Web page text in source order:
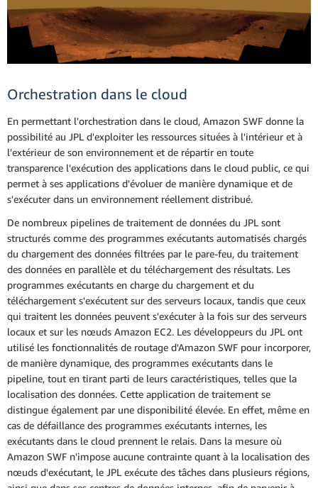
Orchestration dans le cloud
En permettant l'orchestration dans le cloud, Amazon SWF donne la
possibilité au JPL d'exploiter les ressources situées à l'intérieur et à
l'extérieur de son environnement et de répartir en toute
transparence l'exécution des applications dans le cloud public, ce qui
permet à ses applications d'évoluer de manière dynamique et de
s'exécuter dans un environnement réellement distribué.
De nombreux pipelines de traitement de données du JPL sont
structurés comme des programmes exécutants automatisés chargés
du chargement des données filtrées par le pare-feu, du traitement
des données en parallèle et du téléchargement des résultats. Les
programmes exécutants en charge du chargement et du
téléchargement s'exécutent sur des serveurs locaux, tandis que ceux
qui traitent les données peuvent s'exécuter à la fois sur des serveurs
locaux et sur les nœuds Amazon EC2. Les développeurs du JPL ont
utilisé les fonctionnalités de routage d'Amazon SWF pour incorporer,
de manière dynamique, des programmes exécutants dans le
pipeline, tout en tirant parti de leurs caractéristiques, telles que la
localisation des données. Cette application de traitement se
distingue également par une disponibilité élevée. En effet, même en
cas de défaillance des programmes exécutants internes, les
exécutants dans le cloud prennent le relais. Dans la mesure où
Amazon SWF n'impose aucune contrainte quant à la localisation des
nœuds d'exécutant, le JPL exécute des tâches dans plusieurs régions,